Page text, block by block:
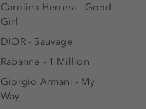
Carolina Herrera - Good
Girl
DIOR - Sauvage
Rabanne - 1 Million
Giorgio Armani - My
Way